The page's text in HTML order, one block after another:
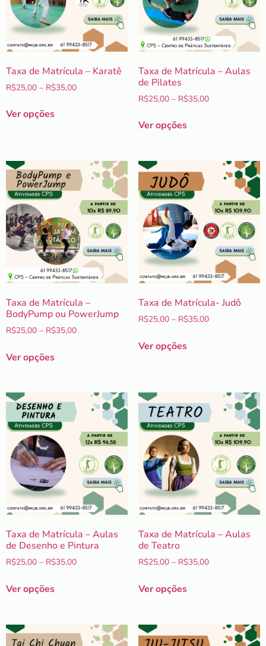
Taxa de Matrícula – Karatê
R$25,00 – R$35,00
Ver opções
Taxa de Matrícula – Aulas
de Pilates
R$25,00 – R$35,00
Ver opções
Taxa de Matrícula –
BodyPump ou PowerJump
R$25,00 – R$35,00
Ver opções
Taxa de Matrícula- Judô
R$25,00 – R$35,00
Ver opções
Taxa de Matrícula – Aulas
de Desenho e Pintura
R$25,00 – R$35,00
Ver opções
Taxa de Matrícula – Aulas
de Teatro
R$25,00 – R$35,00
Ver opções